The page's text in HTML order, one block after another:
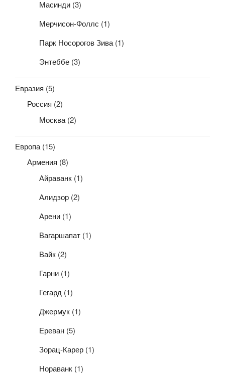
Масинди (3)
Мерчисон-Фоллс (1)
Парк Носорогов Зива (1)
Энтеббе (3)
Евразия (5)
Россия (2)
Москва (2)
Европа (15)
Армения (8)
Айраванк (1)
Алидзор (2)
Арени (1)
Вагаршапат (1)
Вайк (2)
Гарни (1)
Гегард (1)
Джермук (1)
Ереван (5)
Зорац-Карер (1)
Нораванк (1)